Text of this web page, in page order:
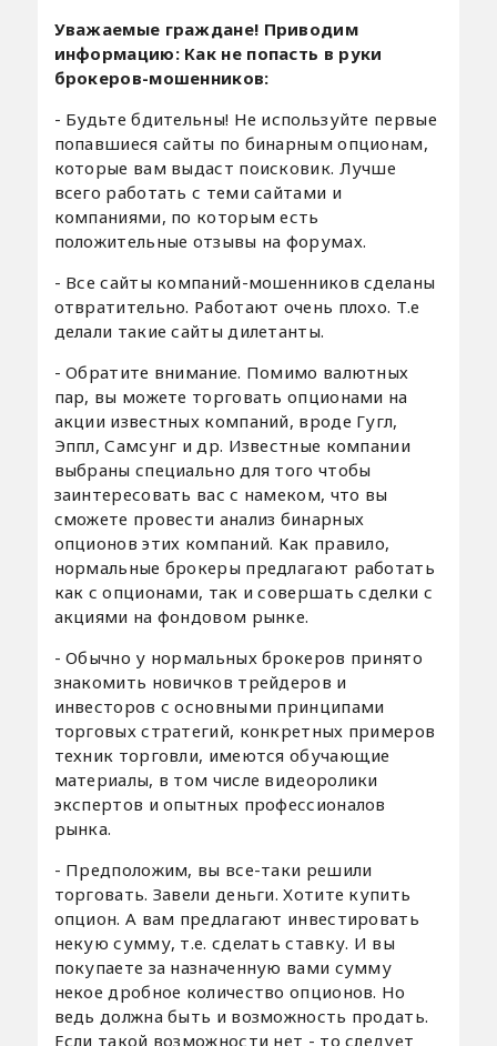
Уважаемые граждане! Приводим
информацию: Как не попасть в руки
брокеров-мошенников:
- Будьте бдительны! Не используйте первые
попавшиеся сайты по бинарным опционам,
которые вам выдаст поисковик. Лучше
всего работать с теми сайтами и
компаниями, по которым есть
положительные отзывы на форумах.
- Все сайты компаний-мошенников сделаны
отвратительно. Работают очень плохо. Т.е
делали такие сайты дилетанты.
- Обратите внимание. Помимо валютных
пар, вы можете торговать опционами на
акции известных компаний, вроде Гугл,
Эппл, Самсунг и др. Известные компании
выбраны специально для того чтобы
заинтересовать вас с намеком, что вы
сможете провести анализ бинарных
опционов этих компаний. Как правило,
нормальные брокеры предлагают работать
как с опционами, так и совершать сделки с
акциями на фондовом рынке.
- Обычно у нормальных брокеров принято
знакомить новичков трейдеров и
инвесторов с основными принципами
торговых стратегий, конкретных примеров
техник торговли, имеются обучающие
материалы, в том числе видеоролики
экспертов и опытных профессионалов
рынка.
- Предположим, вы все-таки решили
торговать. Завели деньги. Хотите купить
опцион. А вам предлагают инвестировать
некую сумму, т.е. сделать ставку. И вы
покупаете за назначенную вами сумму
некое дробное количество опционов. Но
ведь должна быть и возможность продать.
Если такой возможности нет - то следует